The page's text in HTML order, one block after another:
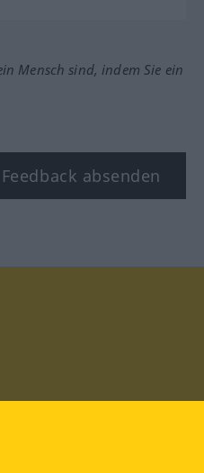
Mensch sind, indem Sie ein
Feedback absenden